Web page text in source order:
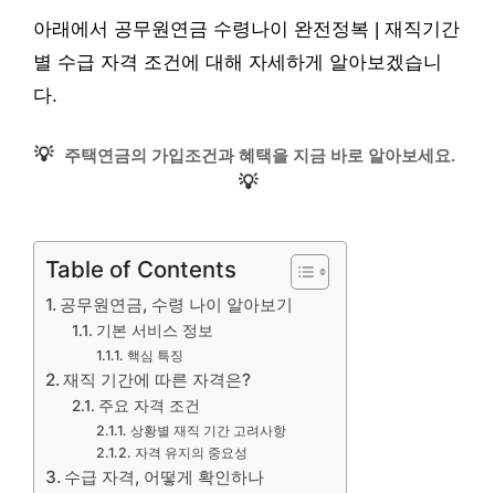
아래에서 공무원연금 수령나이 완전정복 | 재직기간
별 수급 자격 조건에 대해 자세하게 알아보겠습니
다.
💡 주택연금의 가입조건과 혜택을 지금 바로 알아보세요.
💡
Table of Contents
공무원연금, 수령 나이 알아보기
기본 서비스 정보
핵심 특징
재직 기간에 따른 자격은?
주요 자격 조건
상황별 재직 기간 고려사항
자격 유지의 중요성
수급 자격, 어떻게 확인하나